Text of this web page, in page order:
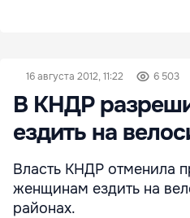
16 августа 2012, 11:22 6 503
В КНДР
ездить на
Власть КНДР отменила
женщинам ездить на
районах.